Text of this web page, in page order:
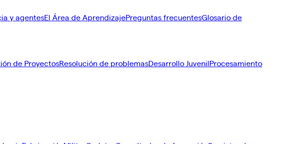
y agentesEl Área de AprendizajePreguntas frecuentesGlosario de
de ProyectosResolución de problemasDesarrollo JuvenilProcesamiento